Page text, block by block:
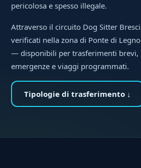
pericolosa e spesso illegale.
Attraverso il circuito Dog Sitter
verificati nella zona di Ponte di
— disponibili per trasferimenti brevi,
emergenze e viaggi programmati.
Tipologie di trasferimento ↓